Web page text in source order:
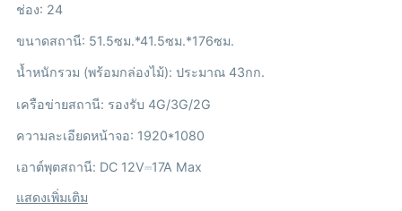
ช่อง: 24
ขนาดสถานี: 51.5ซม.*41.5ซม.*176ซม.
น้ำหนักรวม (พร้อมกล่องไม้): ประมาณ 43กก.
เครือข่ายสถานี: รองรับ 4G/3G/2G
ความละเอียดหน้าจอ: 1920*1080
เอาต์พุตสถานี: DC 12V⎓17A Max
แสดงเพิ่มเติม